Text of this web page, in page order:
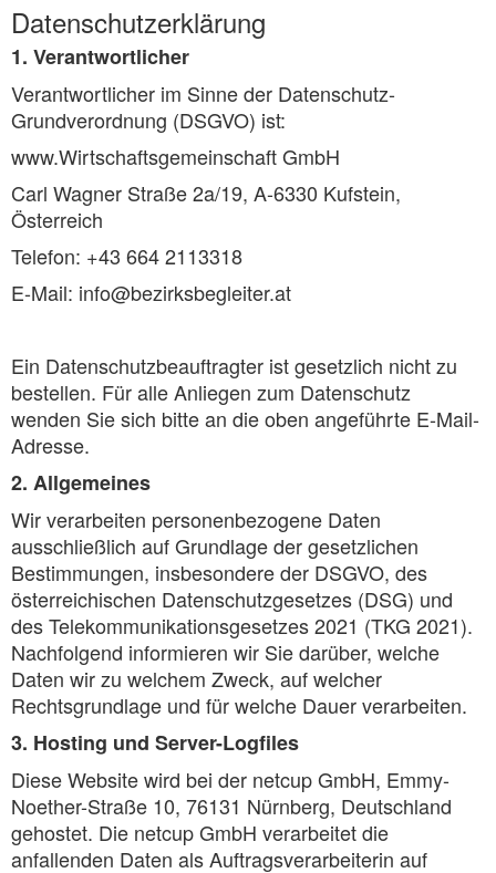
Datenschutzerklärung
1. Verantwortlicher
Verantwortlicher im Sinne der Datenschutz-
Grundverordnung (DSGVO) ist:
www.Wirtschaftsgemeinschaft GmbH
Carl Wagner Straße 2a/19, A-6330 Kufstein,
Österreich
Telefon: +43 664 2113318
E-Mail: info@bezirksbegleiter.at
Ein Datenschutzbeauftragter ist gesetzlich nicht zu
bestellen. Für alle Anliegen zum Datenschutz
wenden Sie sich bitte an die oben angeführte E-Mail-
Adresse.
2. Allgemeines
Wir verarbeiten personenbezogene Daten
ausschließlich auf Grundlage der gesetzlichen
Bestimmungen, insbesondere der DSGVO, des
österreichischen Datenschutzgesetzes (DSG) und
des Telekommunikationsgesetzes 2021 (TKG 2021).
Nachfolgend informieren wir Sie darüber, welche
Daten wir zu welchem Zweck, auf welcher
Rechtsgrundlage und für welche Dauer verarbeiten.
3. Hosting und Server-Logfiles
Diese Website wird bei der netcup GmbH, Emmy-
Noether-Straße 10, 76131 Nürnberg, Deutschland
gehostet. Die netcup GmbH verarbeitet die
anfallenden Daten als Auftragsverarbeiterin auf